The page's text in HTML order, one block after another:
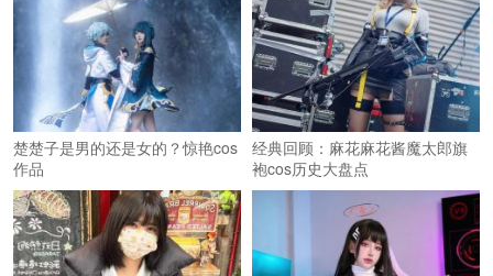
楚楚子是男的还是女的？惊艳cos
作品
经典回顾：麻花麻花酱魔太郎旗
袍cos历史大盘点